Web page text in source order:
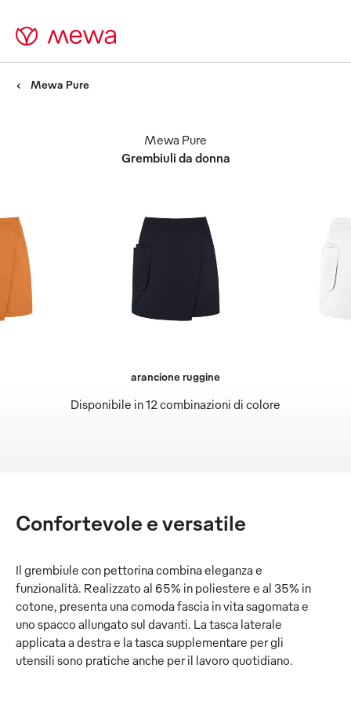
Mewa Pure
Grembiuli da donna
Mewa Pure
Disponibile in 12 combinazioni di colore
arancione ruggine
Confortevole e versatile
Il grembiule con pettorina combina eleganza e
funzionalità. Realizzato al 65% in poliestere e al 35% in
cotone, presenta una comoda fascia in vita sagomata e
uno spacco allungato sul davanti. La tasca laterale
applicata a destra e la tasca supplementare per gli
utensili sono pratiche anche per il lavoro quotidiano.